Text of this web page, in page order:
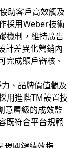
助客戶高效觸及
採用Weber技術
機制，維持廣告
計差異化營銷內
完成賬戶審核、
、品牌價值觀及
用進階TM設置技
意層級的成效監
既符合平台規範